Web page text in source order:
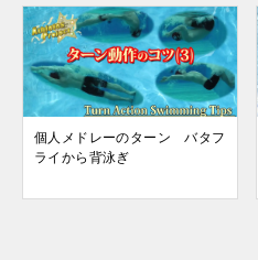
個人メドレーのターン バタフ
ライから背泳ぎ